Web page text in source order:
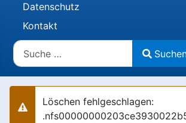
Datenschutz
Kontakt
Suchen
Type 2 or more characters for results.
Warnung
Löschen fehlgeschlagen: